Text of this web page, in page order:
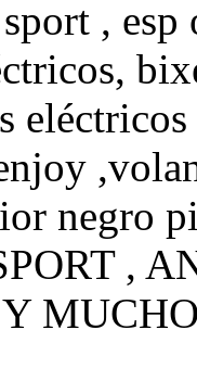
, esp
negro
,